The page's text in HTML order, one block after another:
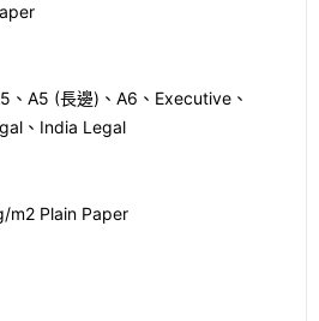
A5 (長邊)、A6、Executive、
、India Legal
m2 Plain Paper